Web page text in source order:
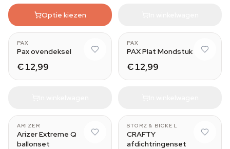
Optie kiezen
PAX
Pax ovendeksel
€ 12,99
PAX
PAX Plat Mondstuk
€ 12,99
ARIZER
Arizer Extreme Q
ballonset
STORZ & BICKEL
CRAFTY
afdichtringenset